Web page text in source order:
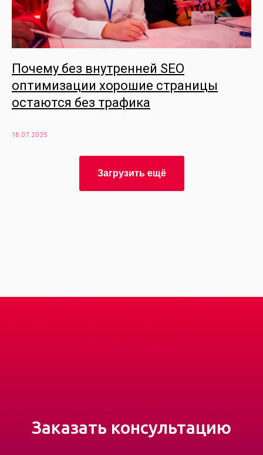
Почему без внутренней SEO
оптимизации хорошие страницы
остаются без трафика
16.07.2025
Загрузить ещё
Заказать консультацию